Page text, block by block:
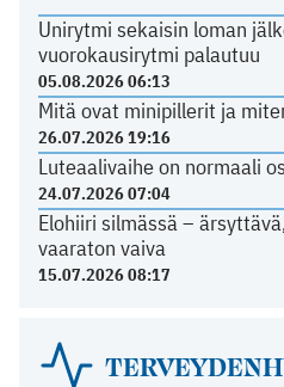
Unirytmi sekaisin loman
vuorokausirytmi palautuu
05.08.2026 06:13
Mitä ovat minipillerit ja
26.07.2026 19:16
Luteaalivaihe on normaali
24.07.2026 07:04
Elohiiri silmässä –
vaaraton vaiva
15.07.2026 08:17